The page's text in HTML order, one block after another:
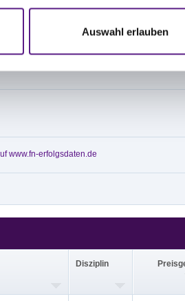
Auswahl erlauben
Ebbe-Flut-System
www.fn-erfolgsdaten.de
Disziplin